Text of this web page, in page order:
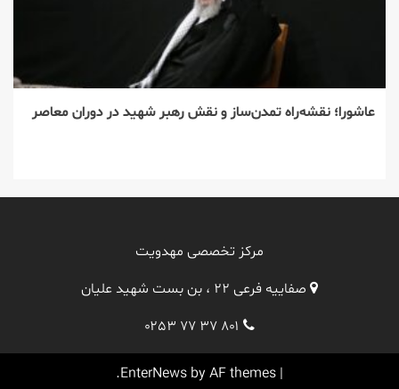
عاشورا؛ نقشه‌راه تمدن‌ساز و نقش رهبر شهید در دوران معاصر
مرکز تخصصی مهدویت
صفاییه فرعی ۲۲ ، بن بست شهید علیان
۰۲۵۳ ۷۷ ۳۷ ۸۰۱
|
EnterNews by AF themes.